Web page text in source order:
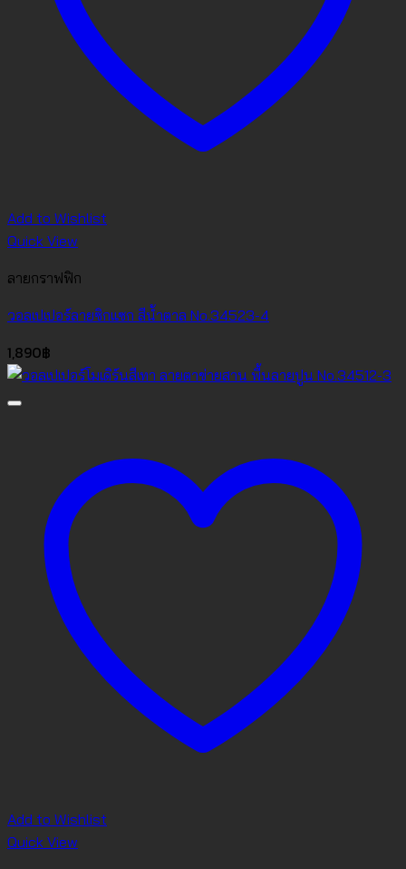
Add to Wishlist
Quick View
ลายกราฟฟิก
วอลเปเปอร์ลายซิกแซก สีน้ำตาล No.34523-4
1,890฿
Add to Wishlist
Quick View